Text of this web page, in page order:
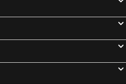
Chamberí